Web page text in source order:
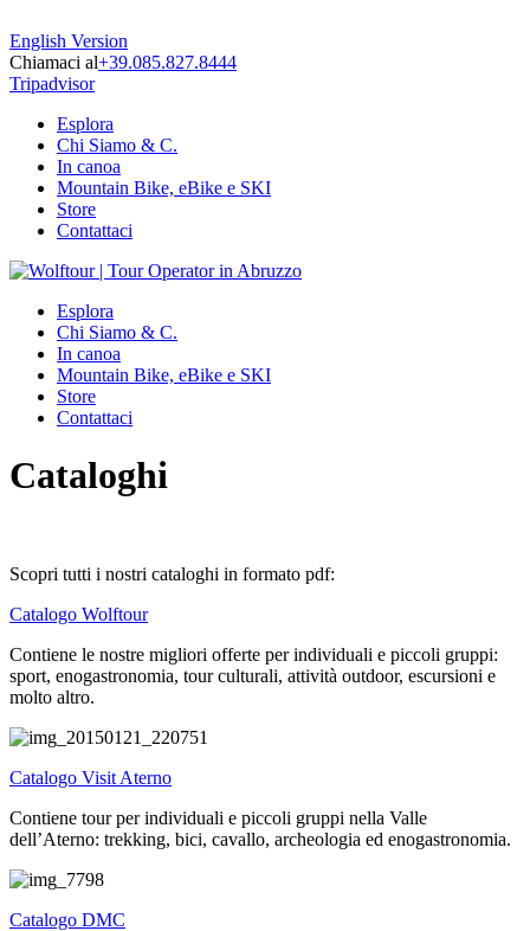
English Version
Chiamaci al+39.085.827.8444
Tripadvisor
Esplora
Chi Siamo & C.
In canoa
Mountain Bike, eBike e SKI
Store
Contattaci
Esplora
Chi Siamo & C.
In canoa
Mountain Bike, eBike e SKI
Store
Contattaci
Cataloghi
Scopri tutti i nostri cataloghi in formato pdf:
Catalogo Wolftour
Contiene le nostre migliori offerte per individuali e piccoli gruppi:
sport, enogastronomia, tour culturali, attività outdoor, escursioni e
molto altro.
Catalogo Visit Aterno
Contiene tour per individuali e piccoli gruppi nella Valle
dell’Aterno: trekking, bici, cavallo, archeologia ed enogastronomia.
Catalogo DMC